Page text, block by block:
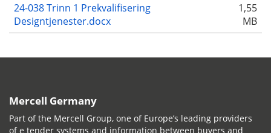
24-038 Trinn 1 Prekvalifisering
Designtjenester.docx
1,55
MB
Mercell Germany
Part of the Mercell Group, one of Europe’s leading providers
of e tender systems and information between buyers and